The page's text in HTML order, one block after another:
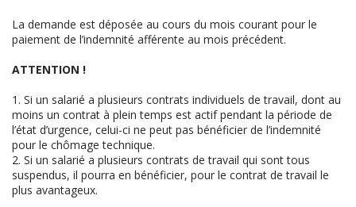
La demande est déposée au cours du mois courant pour le
paiement de l’indemnité afférente au mois précédent.
ATTENTION !
1. Si un salarié a plusieurs contrats individuels de travail, dont au
moins un contrat à plein temps est actif pendant la période de
l’état d’urgence, celui-ci ne peut pas bénéficier de l’indemnité
pour le chômage technique.
2. Si un salarié a plusieurs contrats de travail qui sont tous
suspendus, il pourra en bénéficier, pour le contrat de travail le
plus avantageux.